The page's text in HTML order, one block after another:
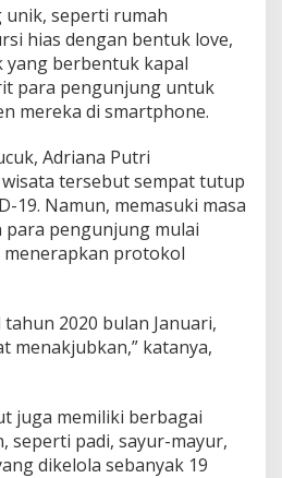
unik, seperti rumah
hias dengan bentuk love,
berbentuk kapal
para pengunjung untuk
mereka di smartphone.
Adriana Putri
tersebut sempat tutup
19. Namun, memasuki masa
pengunjung mulai
protokol
2020 bulan Januari,
menakjubkan,” katanya,
juga memiliki berbagai
seperti padi, sayur-mayur,
dikelola sebanyak 19